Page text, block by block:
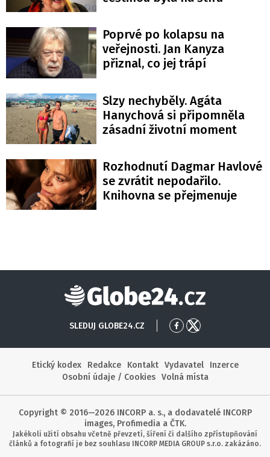
Poprvé po kolapsu na
veřejnosti. Jan Kanyza
přiznal, co jej trápí
Slzy nechyběly. Agáta
Hanychová si připomněla
zásadní životní moment
Rozhodnutí Dagmar Havlové
se zvrátit nepodařilo.
Knihovna se přejmenuje
Globe24
SLEDUJ GLOBE24.CZ
Přejít
Facebook
Přejít
X
Etický kodex
Redakce Kontakt Vydavatel
Inzerce
Osobní údaje / Cookies
Volná místa
Copyright © 2016—2026 INCORP a. s., a dodavatelé INCORP
images, Profimedia a ČTK.
Jakékoli užití obsahu včetně převzetí, šíření či dalšího zpřístupňování
článků a fotografií je bez souhlasu INCORP MEDIA GROUP s.r.o. zakázáno.